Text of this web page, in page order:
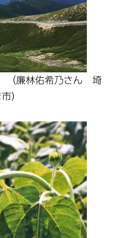
廉林佑希乃さん 埼
）